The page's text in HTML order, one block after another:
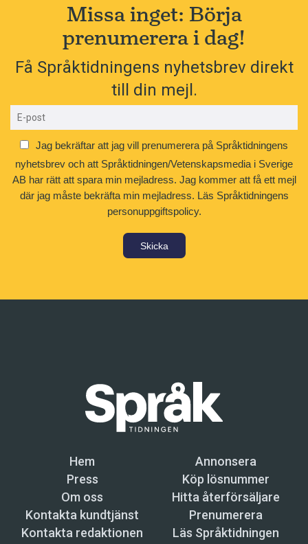
Missa inget: Börja
prenumerera i dag!
Få Språktidningens nyhetsbrev direkt
till din mejl.
Jag bekräftar att jag vill prenumerera på Språktidningens
nyhetsbrev och att Språktidningen/Vetenskapsmedia i Sverige
AB har rätt att spara min mejladress. Jag kommer att få ett mejl
där jag måste bekräfta min mejladress. Läs Språktidningens
personuppgiftspolicy.
Skicka
Hem
Annonsera
Press
Köp lösnummer
Om oss
Hitta återförsäljare
Kontakta kundtjänst
Prenumerera
Kontakta redaktionen
Läs Språktidningen